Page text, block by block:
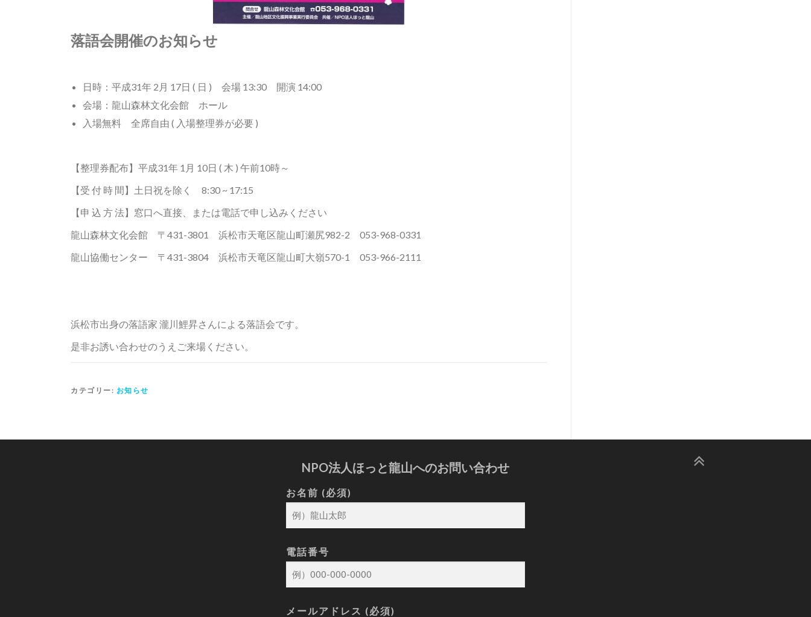
落語会開催のお知らせ
日時：平成31年 2月 17日 ( 日 ) 会場 13:30 開演 14:00
会場：龍山森林文化会館 ホール
入場無料 全席自由 ( 入場整理券が必要 )
【整理券配布】平成31年 1月 10日 ( 木 ) 午前10時～
【受 付 時 間】土日祝を除く 8:30 ~ 17:15
【申 込 方 法】窓口へ直接、または電話で申し込みください
龍山森林文化会館 〒431-3801 浜松市天竜区龍山町瀬尻982-2 053-968-0331
龍山協働センター 〒431-3804 浜松市天竜区龍山町大嶺570-1 053-966-2111
浜松市出身の落語家 瀧川鯉昇さんによる落語会です。
是非お誘い合わせのうえご来場ください。
カテゴリー: お知らせ
NPO法人ほっと龍山へのお問い合わせ
お名前 (必須)
電話番号
メールアドレス (必須)